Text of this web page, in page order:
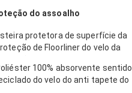
do assoalho
protetora de superfície da
de Floorliner do velo da
100% absorvente sentido
do velo do anti tapete do